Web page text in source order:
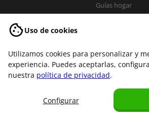
Uso de cookies
Utilizamos cookies para personalizar y
experiencia. Puedes aceptarlas,
nuestra política de privacidad.
Configurar
Guías hogar
Fibra y móvil
Decesos
Viajes
Impago de Alquiler